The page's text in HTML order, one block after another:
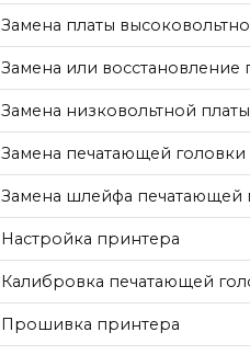
Замена платы
Замена или восстановление
Замена низковольтной платы
Замена печатающей головки
Замена шлейфа печатающей
Настройка принтера
Калибровка печатающей
Прошивка принтера